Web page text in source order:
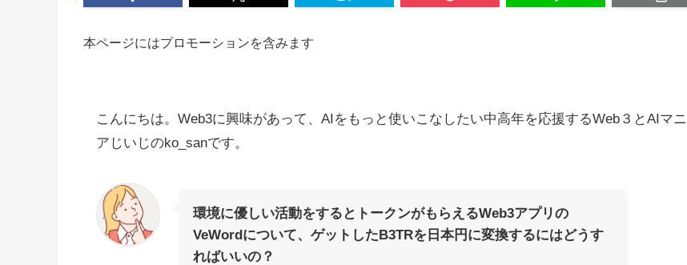
本ページにはプロモーションを含みます
こんにちは。Web3に興味があって、AIをもっと使いこなしたい中高年を応援するWeb３とAIマニ
アじいじのko_sanです。
環境に優しい活動をするとトークンがもらえるWeb3アプリの
VeWordについて、ゲットしたB3TRを日本円に変換するにはどうす
ればいいの？